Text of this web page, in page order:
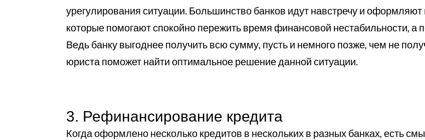
урегулирования ситуации. Большинство банков идут навстречу и
которые помогают спокойно пережить время финансовой нестабильности, а
Ведь банку выгоднее получить всю сумму, пусть и немного позже, чем не
юриста поможет найти оптимальное решение данной ситуации.
3. Рефинансирование кредита
Когда оформлено несколько кредитов в нескольких в разных банках, есть